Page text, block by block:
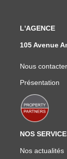
L'AGENCE
105 Avenue
Nous contacter
Présentation
NOS
Nos actualités